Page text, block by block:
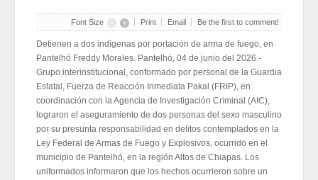
Font Size Print Email Be the first to comment!
Detienen a dos indígenas por portación de arma de fuego, en
Pantelhó Freddy Morales. Pantelhó, 04 de junio del 2026.-
Grupo interinstitucional, conformado por personal de la Guardia
Estatal, Fuerza de Reacción Inmediata Pakal (FRIP), en
coordinación con la Agencia de Investigación Criminal (AIC),
lograron el aseguramiento de dos personas del sexo masculino
por su presunta responsabilidad en delitos contemplados en la
Ley Federal de Armas de Fuego y Explosivos, ocurrido en el
municipio de Pantelhó, en la región Altos de Chiapas. Los
uniformados informaron que los hechos ocurrieron sobre un